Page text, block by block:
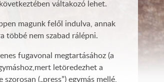
váltakozó lehet.
magunk felől indulva, annak
többé nem szabad rálépni.
fugavonal megtartásához (a
letöredezhet a
(„press”) egymás mellé,